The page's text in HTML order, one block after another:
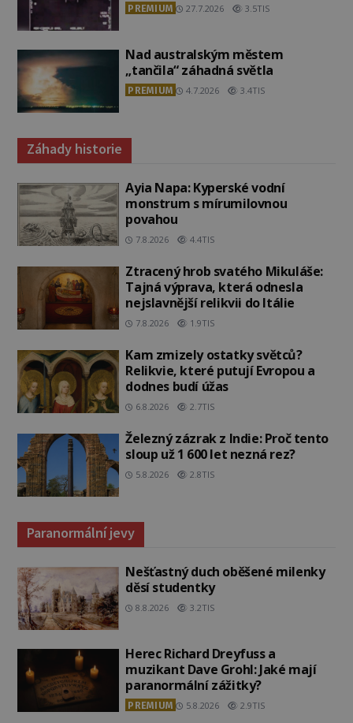
PREMIUM 27.7.2026 3.5TIS
Nad australským městem
„tančila“ záhadná světla
PREMIUM 4.7.2026 3.4TIS
Záhady historie
Ayia Napa: Kyperské vodní
monstrum s mírumilovnou
povahou
7.8.2026 4.4TIS
Ztracený hrob svatého Mikuláše:
Tajná výprava, která odnesla
nejslavnější relikvii do Itálie
7.8.2026 1.9TIS
Kam zmizely ostatky světců?
Relikvie, které putují Evropou a
dodnes budí úžas
6.8.2026 2.7TIS
Železný zázrak z Indie: Proč tento
sloup už 1 600 let nezná rez?
5.8.2026 2.8TIS
Paranormální jevy
Nešťastný duch oběšené milenky
děsí studentky
8.8.2026 3.2TIS
Herec Richard Dreyfuss a
muzikant Dave Grohl: Jaké mají
paranormální zážitky?
PREMIUM 5.8.2026 2.9TIS